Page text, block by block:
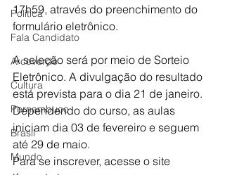
Política
Fala Candidato
Arcoverde
Cultura
Pernambuco
Brasil
Mundo
17h59, através do preenchimento do
formulário eletrônico.
A seleção será por meio de Sorteio
Eletrônico. A divulgação do resultado
está prevista para o dia 21 de janeiro.
Dependendo do curso, as aulas
iniciam dia 03 de fevereiro e seguem
até 29 de maio.
Para se inscrever, acesse o site